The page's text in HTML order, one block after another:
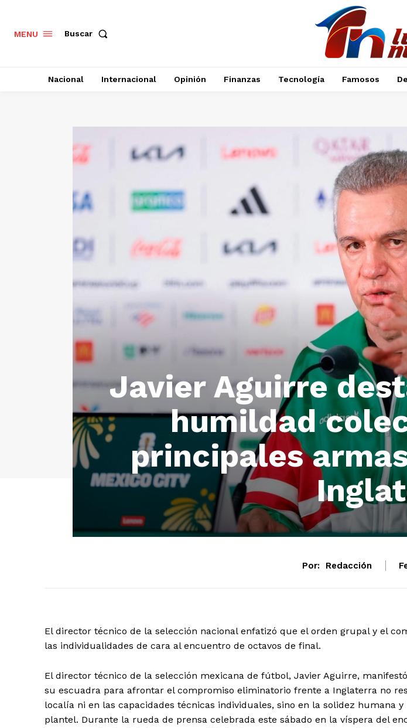
MENU Buscar
Nacional Internacional Opinión Finanzas Tecnología Famosos
Javier Aguirre
humildad
principales
Por: Redacción
El director técnico de la selección nacional enfatizó que el orden grupal y el
las individualidades de cara al encuentro de octavos de final.
El director técnico de la selección mexicana de fútbol, Javier Aguirre,
su escuadra para afrontar el compromiso eliminatorio frente a Inglaterra no
localía ni en las capacidades técnicas individuales, sino en la solidez humana
plantel. Durante la rueda de prensa celebrada este sábado en la víspera del